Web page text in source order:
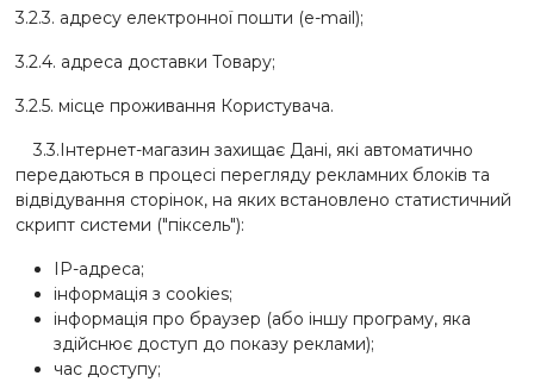
3.2.3. адресу електронної пошти (e-mail);
3.2.4. адреса доставки Товару;
3.2.5. місце проживання Користувача.
3.3.Інтернет-магазин захищає Дані, які автоматично
передаються в процесі перегляду рекламних блоків та
відвідування сторінок, на яких встановлено статистичний
скрипт системи ("піксель"):
ІР-адреса;
інформація з cookies;
інформація про браузер (або іншу програму, яка
здійснює доступ до показу реклами);
час доступу;